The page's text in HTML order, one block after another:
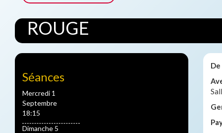
ROUGE
Séances
Mercredi 1
Septembre
18:15
Dimanche 5
De